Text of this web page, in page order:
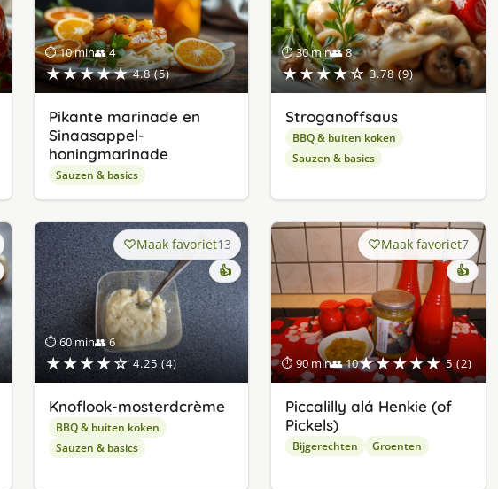
⏱ 10 min👥 4
★★★★★ 4.8 (5)
Pikante marinade en
Sinaasappel-
honingmarinade
Sauzen & basics
⏱ 30 min👥 8
★★★★☆ 3.78 (9)
Stroganoffsaus
BBQ & buiten koken
Sauzen & basics
⏱ 60 min👥 6
★★★★☆ 4.25 (4)
Maak favoriet13
👍
Knoflook-mosterdcrème
BBQ & buiten koken
Sauzen & basics
⏱ 90 min👥 10★★★★★ 5 (2)
Maak favoriet7
👍
Piccalilly alá Henkie (of
Pickels)
Bijgerechten Groenten